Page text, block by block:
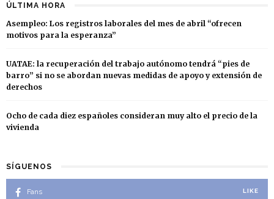
ÚLTIMA HORA
Asempleo: Los registros laborales del mes de abril “ofrecen
motivos para la esperanza”
UATAE: la recuperación del trabajo autónomo tendrá “pies de
barro” si no se abordan nuevas medidas de apoyo y extensión de
derechos
Ocho de cada diez españoles consideran muy alto el precio de la
vivienda
SÍGUENOS
Fans LIKE